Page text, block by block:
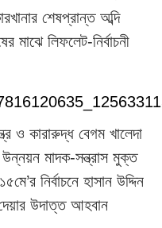
শেষপ্রান্ত অব্দি
মাঝে লিফলেট-নির্বাচনী
ও কারারুদ্ধ বেগম খালেদা
উন্নয়ন মাদক-সন্ত্রাস মুক্ত
নির্বাচনে হাসান উদ্দিন
উদাত্ত আহবান